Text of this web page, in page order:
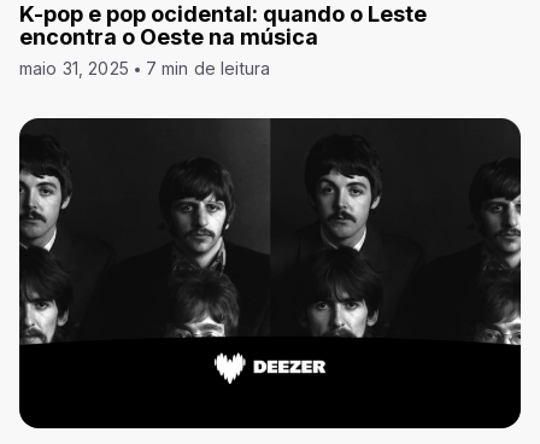
K-pop e pop ocidental: quando o Leste
encontra o Oeste na música
maio 31, 2025 7 min de leitura